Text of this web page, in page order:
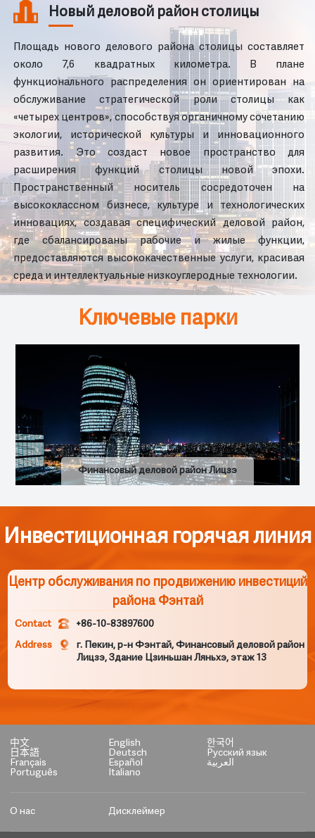
Новый деловой район столицы
Площадь нового делового района столицы составляет
около 7,6 квадратных километра. В плане
функционального распределения он ориентирован на
обслуживание стратегической роли столицы как
«четырех центров», способствуя органичному сочетанию
экологии, исторической культуры и инновационного
развития. Это создаст новое пространство для
расширения функций столицы новой эпохи.
Пространственный носитель сосредоточен на
высококлассном бизнесе, культуре и технологических
инновациях, создавая специфический деловой район,
где сбалансированы рабочие и жилые функции,
предоставляются высококачественные услуги, красивая
среда и интеллектуальные низкоуглеродные технологии.
Ключевые парки
Финансовый деловой район Лицзэ
Инвестиционная горячая линия
Центр обслуживания по продвижению инвестиций
района Фэнтай
Contact
+86-10-83897600
Address
г. Пекин, р-н Фэнтай, Финансовый деловой район
Лицзэ, Здание Цзиньшан Ляньхэ, этаж 13
中文 English
한국어
日本語
Deutsch
Русский язык
Français
Español
العربية
Português
Italiano
О нас Дисклеймер